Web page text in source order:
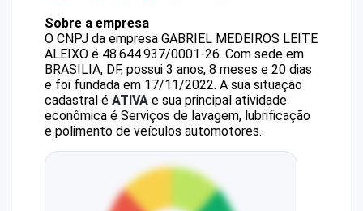
Sobre a empresa
O CNPJ da empresa GABRIEL MEDEIROS LEITE
ALEIXO é 48.644.937/0001-26. Com sede em
BRASILIA, DF, possui 3 anos, 8 meses e 20 dias
e foi fundada em 17/11/2022. A sua situação
cadastral é ATIVA e sua principal atividade
econômica é Serviços de lavagem, lubrificação
e polimento de veículos automotores.